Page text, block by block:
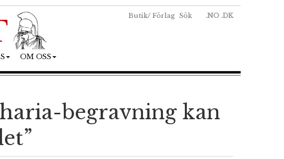
Butik/ Förlag Sök .NO .DK
OM OSS
begravning kan